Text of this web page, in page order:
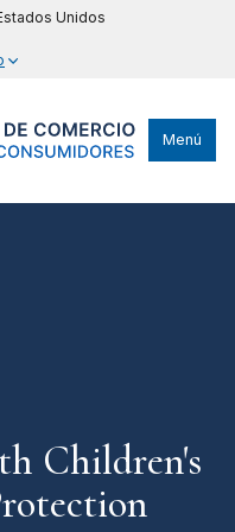
Unidos
Menú
Children's